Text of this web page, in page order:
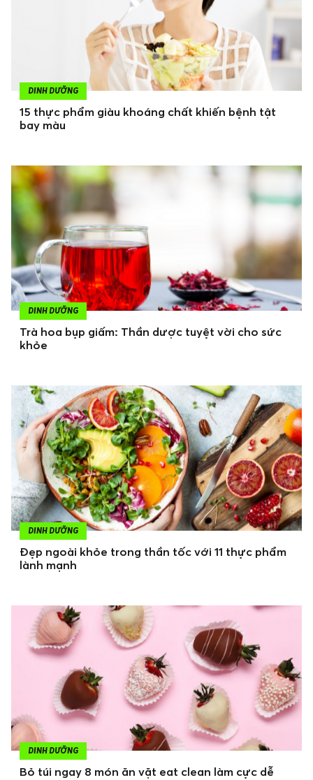
DINH DƯỠNG
15 thực phẩm giàu khoáng chất khiến bệnh tật
bay màu
DINH DƯỠNG
Trà hoa bụp giấm: Thần dược tuyệt vời cho sức
khỏe
DINH DƯỠNG
Đẹp ngoài khỏe trong thần tốc với 11 thực phẩm
lành mạnh
DINH DƯỠNG
Bỏ túi ngay 8 món ăn vặt eat clean làm cực dễ